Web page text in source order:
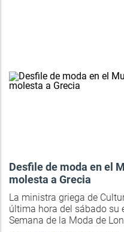
Desfile de moda en el
molesta a Grecia
La ministra griega de
última hora del sábado su
Semana de la Moda de